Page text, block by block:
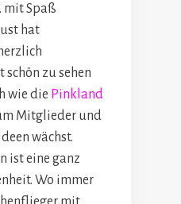
mit Spaß
hat
zu sehen
wie die Pinkland
Mitglieder und
wächst.
ist eine ganz
Wo immer